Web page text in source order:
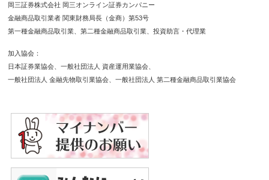
岡三証券株式会社 岡三オンライン証券カンパニー
金融商品取引業者 関東財務局長（金商）第53号
第一種金融商品取引業
第二種金融商品取引業 投資助言・代理業
加入協会
日本証券業協会
一般社団法人 資産運用業協会
一般社団法人 金融先物取引業協会
一般社団法人 第二種金融商品取引業協会